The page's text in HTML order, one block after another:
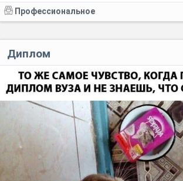
Профессиональное
Диплом